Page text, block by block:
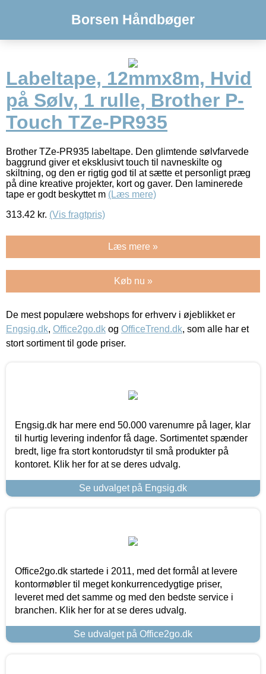
Borsen Håndbøger
Labeltape, 12mmx8m, Hvid
på Sølv, 1 rulle, Brother P-
Touch TZe-PR935
Brother TZe-PR935 labeltape. Den glimtende sølvfarvede
baggrund giver et eksklusivt touch til navneskilte og
skiltning, og den er rigtig god til at sætte et personligt præg
på dine kreative projekter, kort og gaver. Den laminerede
tape er godt beskyttet m (Læs mere)
313.42 kr. (Vis fragtpris)
Læs mere »
Køb nu »
De mest populære webshops for erhverv i øjeblikket er
Engsig.dk, Office2go.dk og OfficeTrend.dk, som alle har et
stort sortiment til gode priser.
Engsig.dk har mere end 50.000 varenumre på lager, klar
til hurtig levering indenfor få dage. Sortimentet spænder
bredt, lige fra stort kontorudstyr til små produkter på
kontoret. Klik her for at se deres udvalg.
Se udvalget på Engsig.dk
Office2go.dk startede i 2011, med det formål at levere
kontormøbler til meget konkurrencedygtige priser,
leveret med det samme og med den bedste service i
branchen. Klik her for at se deres udvalg.
Se udvalget på Office2go.dk